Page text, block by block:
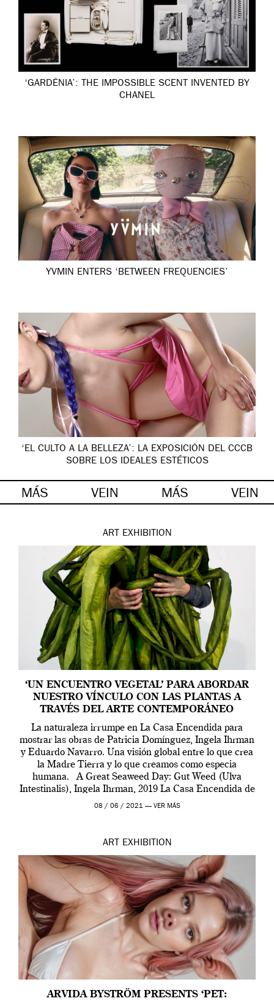
‘GARDÉNIA’: THE IMPOSSIBLE SCENT INVENTED BY
CHANEL
YVMIN ENTERS ‘BETWEEN FREQUENCIES’
‘EL CULTO A LA BELLEZA’: LA EXPOSICIÓN DEL CCCB
SOBRE LOS IDEALES ESTÉTICOS
MÁS VEIN MÁS VEIN
ART EXHIBITION
‘UN ENCUENTRO VEGETAL’ PARA ABORDAR
NUESTRO VÍNCULO CON LAS PLANTAS A
TRAVÉS DEL ARTE CONTEMPORÁNEO
La naturaleza irrumpe en La Casa Encendida para
mostrar las obras de Patricia Domínguez, Ingela Ihrman
y Eduardo Navarro. Una visión global entre lo que crea
la Madre Tierra y lo que creamos como especia
humana. A Great Seaweed Day: Gut Weed (Ulva
Intestinalis), Ingela Ihrman, 2019 La Casa Encendida de
Madrid y la Wellcome […]
08 / 06 / 2021 — VER MÁS
ART EXHIBITION
ARVIDA BYSTRÖM PRESENTS ‘PET: